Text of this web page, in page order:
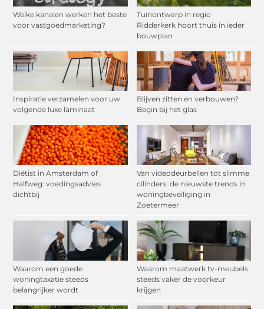
Welke kanalen werken het beste
voor vastgoedmarketing?
Tuinontwerp in regio
Ridderkerk hoort thuis in ieder
bouwplan
Inspiratie verzamelen voor uw
volgende luxe laminaat
Blijven zitten en verbouwen?
Begin bij het glas
Diëtist in Amsterdam of
Halfweg: voedingsadvies
dichtbij
Van videodeurbellen tot slimme
cilinders: de nieuwste trends in
woningbeveiliging in
Zoetermeer
Waarom een goede
woningtaxatie steeds
belangrijker wordt
Waarom maatwerk tv-meubels
steeds vaker de voorkeur
krijgen